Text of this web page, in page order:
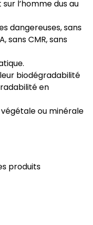
l’homme dus au
dangereuses, sans
sans CMR, sans
biodégradabilité
en
ou minérale
produits